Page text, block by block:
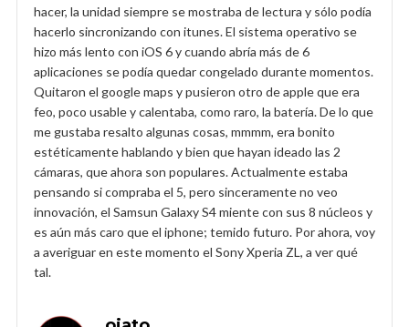
hacer, la unidad siempre se mostraba de lectura y sólo podía
hacerlo sincronizando con itunes. El sistema operativo se
hizo más lento con iOS 6 y cuando abría más de 6
aplicaciones se podía quedar congelado durante momentos.
Quitaron el google maps y pusieron otro de apple que era
feo, poco usable y calentaba, como raro, la batería. De lo que
me gustaba resalto algunas cosas, mmmm, era bonito
estéticamente hablando y bien que hayan ideado las 2
cámaras, que ahora son populares. Actualmente estaba
pensando si compraba el 5, pero sinceramente no veo
innovación, el Samsun Galaxy S4 miente con sus 8 núcleos y
es aún más caro que el iphone; temido futuro. Por ahora, voy
a averiguar en este momento el Sony Xperia ZL, a ver qué
tal.